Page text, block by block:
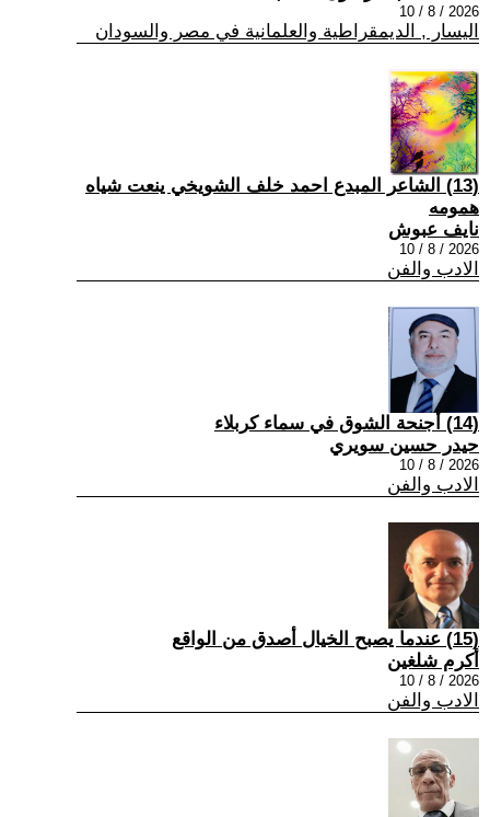
2026 / 8 / 10
اليسار , الديمقراطية والعلمانية في مصر والسودان
(13) الشاعر المبدع احمد خلف الشويخي ينعت شياه
همومه
نايف عبوش
2026 / 8 / 10
الادب والفن
(14) أجنحة الشوق في سماء كربلاء
حيدر حسين سويري
2026 / 8 / 10
الادب والفن
(15) عندما يصبح الخيال أصدق من الواقع
أكرم شلغين
2026 / 8 / 10
الادب والفن